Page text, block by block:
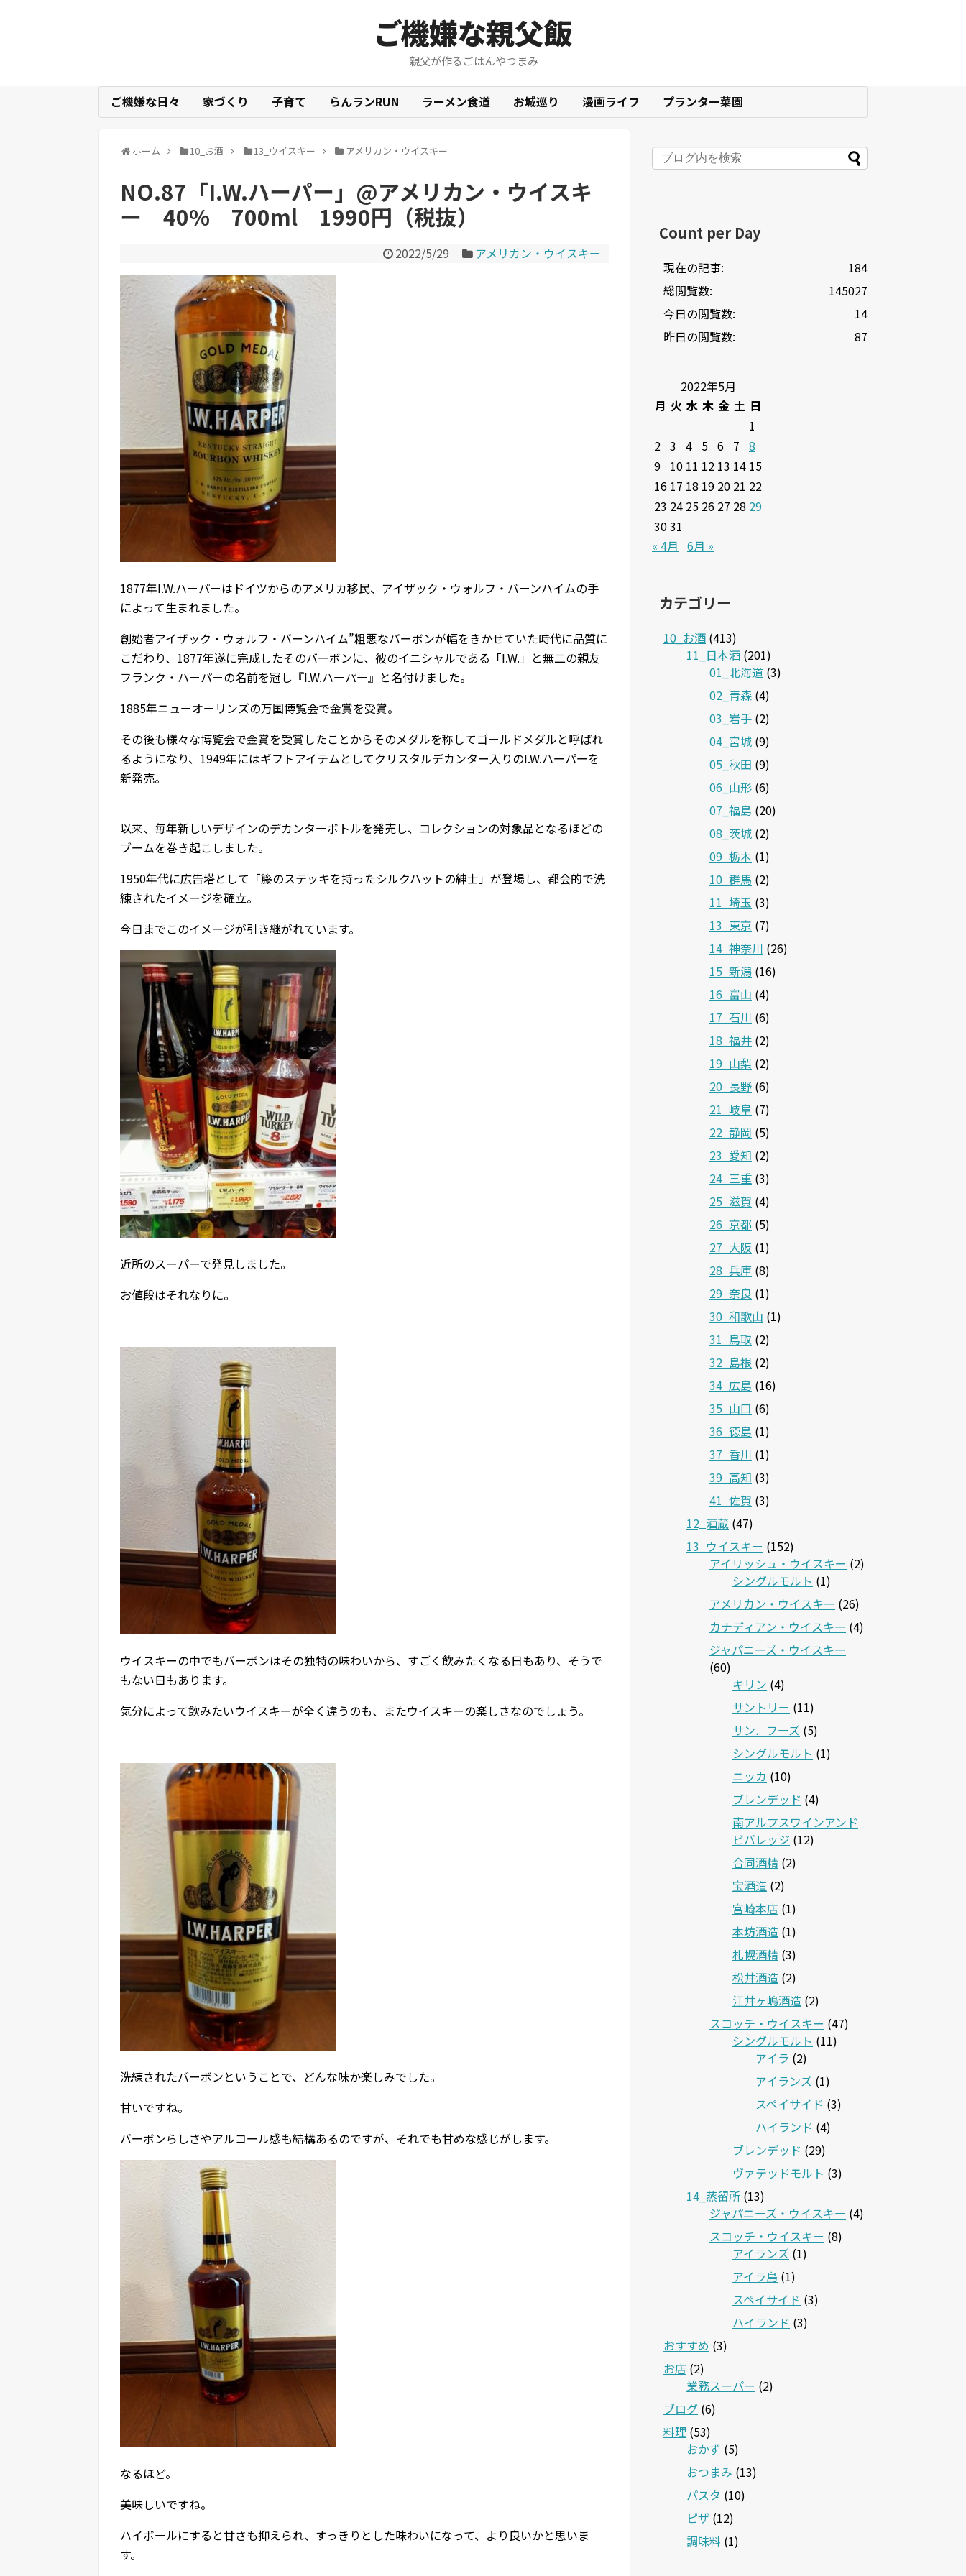
ご機嫌な親父飯
親父が作るごはんやつまみ
ご機嫌な日々 家づくり 子育て らんランRUN ラーメン食道 お城巡り 漫画ライフ プランター菜園
ホーム 10_お酒 13_ウイスキー アメリカン・ウイスキー
NO.87「I.W.ハーパー」@アメリカン・ウイスキ
ー 40% 700ml 1990円（税抜）
2022/5/29 アメリカン・ウイスキー
1877年I.W.ハーパーはドイツからのアメリカ移民、アイザック・ウォルフ・バーンハイムの手
によって生まれました。
創始者アイザック・ウォルフ・バーンハイム”粗悪なバーボンが幅をきかせていた時代に品質に
こだわり、1877年遂に完成したそのバーボンに、彼のイニシャルである「I.W.」と無二の親友
フランク・ハーパーの名前を冠し『I.W.ハーパー』と名付けました。
1885年ニューオーリンズの万国博覧会で金賞を受賞。
その後も様々な博覧会で金賞を受賞したことからそのメダルを称してゴールドメダルと呼ばれ
るようになり、1949年にはギフトアイテムとしてクリスタルデカンター入りのI.W.ハーパーを
新発売。
以来、毎年新しいデザインのデカンターボトルを発売し、コレクションの対象品となるほどの
ブームを巻き起こしました。
1950年代に広告塔として「籐のステッキを持ったシルクハットの紳士」が登場し、都会的で洗
練されたイメージを確立。
今日までこのイメージが引き継がれています。
近所のスーパーで発見しました。
お値段はそれなりに。
ウイスキーの中でもバーボンはその独特の味わいから、すごく飲みたくなる日もあり、そうで
もない日もあります。
気分によって飲みたいウイスキーが全く違うのも、またウイスキーの楽しさなのでしょう。
洗練されたバーボンということで、どんな味か楽しみでした。
甘いですね。
バーボンらしさやアルコール感も結構あるのですが、それでも甘めな感じがします。
なるほど。
美味しいですね。
ハイボールにすると甘さも抑えられ、すっきりとした味わいになって、より良いかと思いま
す。
Count per Day
184
現在の記事:
145027
総閲覧数:
14
今日の閲覧数:
87
昨日の閲覧数:
2022年5月
月 火 水 木 金 土 日
1
2 3 4 5 6 7 8
9 10 11 12 13 14 15
16 17 18 19 20 21 22
23 24 25 26 27 28 29
3031
« 4月 6月 »
カテゴリー
10_お酒 (413)
11_日本酒 (201)
01_北海道 (3)
02_青森 (4)
03_岩手 (2)
04_宮城 (9)
05_秋田 (9)
06_山形 (6)
07_福島 (20)
08_茨城 (2)
09_栃木 (1)
10_群馬 (2)
11_埼玉 (3)
13_東京 (7)
14_神奈川 (26)
15_新潟 (16)
16_富山 (4)
17_石川 (6)
18_福井 (2)
19_山梨 (2)
20_長野 (6)
21_岐阜 (7)
22_静岡 (5)
23_愛知 (2)
24_三重 (3)
25_滋賀 (4)
26_京都 (5)
27_大阪 (1)
28_兵庫 (8)
29_奈良 (1)
30_和歌山 (1)
31_鳥取 (2)
32_島根 (2)
34_広島 (16)
35_山口 (6)
36_徳島 (1)
37_香川 (1)
39_高知 (3)
41_佐賀 (3)
12‗酒蔵 (47)
13_ウイスキー (152)
アイリッシュ・ウイスキー (2)
シングルモルト (1)
アメリカン・ウイスキー (26)
カナディアン・ウイスキー (4)
ジャパニーズ・ウイスキー
(60)
キリン (4)
サントリー (11)
サン．フーズ (5)
シングルモルト (1)
ニッカ (10)
ブレンデッド (4)
南アルプスワインアンド
ビバレッジ (12)
合同酒精 (2)
宝酒造 (2)
宮崎本店 (1)
本坊酒造 (1)
札幌酒精 (3)
松井酒造 (2)
江井ヶ嶋酒造 (2)
スコッチ・ウイスキー (47)
シングルモルト (11)
アイラ (2)
アイランズ (1)
スペイサイド (3)
ハイランド (4)
ブレンデッド (29)
ヴァテッドモルト (3)
14_蒸留所 (13)
ジャパニーズ・ウイスキー (4)
スコッチ・ウイスキー (8)
アイランズ (1)
アイラ島 (1)
スペイサイド (3)
ハイランド (3)
おすすめ (3)
お店 (2)
業務スーパー (2)
ブログ (6)
料理 (53)
おかず (5)
おつまみ (13)
パスタ (10)
ピザ (12)
調味料 (1)